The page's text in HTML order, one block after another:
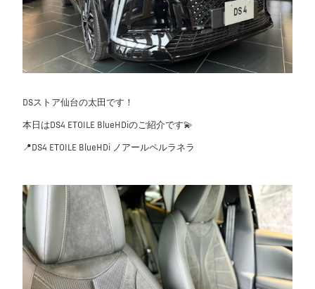
DSストア仙台の太田です！
本日はDS4 ETOILE BlueHDiのご紹介です💫
📍DS4 ETOILE BlueHDi ノアールペルラネラ